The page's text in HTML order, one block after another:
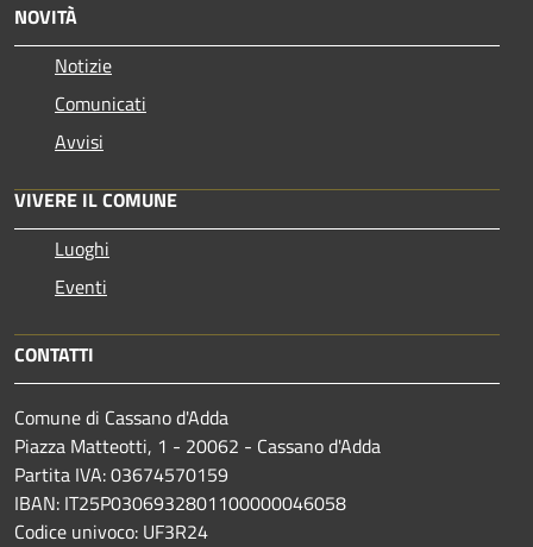
NOVITÀ
Notizie
Comunicati
Avvisi
VIVERE IL COMUNE
Luoghi
Eventi
CONTATTI
Comune di Cassano d'Adda
Piazza Matteotti, 1 - 20062 - Cassano d'Adda
Partita IVA: 03674570159
IBAN: IT25P0306932801100000046058
Codice univoco: UF3R24